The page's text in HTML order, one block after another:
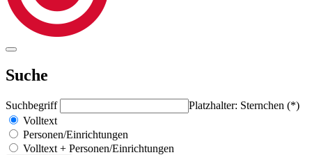
Suche
Suchbegriff
Platzhalter: Sternchen (*)
Volltext
Personen/Einrichtungen
Volltext + Personen/Einrichtungen